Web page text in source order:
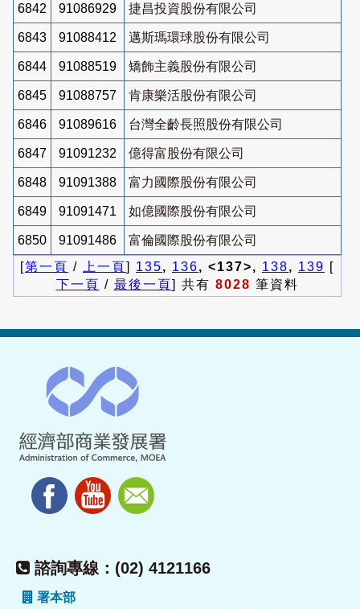
6842 91086929 捷昌投資股份有限公司
6843 91088412 邁斯瑪環球股份有限公司
6844 91088519 矯飾主義股份有限公司
6845 91088757 肯康樂活股份有限公司
6846 91089616 台灣全齡長照股份有限公司
6847 91091232 億得富股份有限公司
6848 91091388 富力國際股份有限公司
6849 91091471 如億國際股份有限公司
6850 91091486
富倫國際股份有限公司
[第一頁 / 上一頁] 135, 136, <137>, 138, 139 [
下一頁 / 最後一頁] 共有 8028 筆資料
諮詢專線：(02) 4121166
署本部